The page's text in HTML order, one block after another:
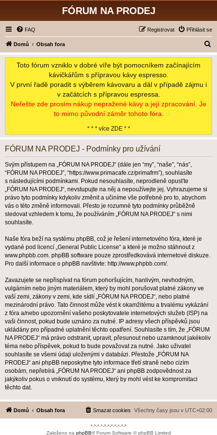
FÓRUM NA PRODEJ
FAQ Přihlásit se
Registrovat
Domů Obsah fora
l
Toto fórum vzniklo v dobré víře být pomocníkem začínajícím
kávičkářům s přípravou kávy espresso.
V první řadě poradit s výběrem kávovaru a dál v případě zájmu i
v začátcích s přípravou espressa.
Neřešte zde prosím nákup nepražené kávy a její zpracování. Je
to mimo původní záměr tohoto fóra.
* * * více ZDE * *
FÓRUM NA PRODEJ - Podmínky pro užívání
Svým přístupem na „FÓRUM NA PRODEJ“ (dále jen “my”, “naše”, “nás”,
“FÓRUM NA PRODEJ”, “https://www.primacafe.cz/primafrm”), souhlasíte
s následujícími podmínkami. Pokud nesouhlasíte, neprodleně opusťte
„FÓRUM NA PRODEJ“, nevstupujte na něj a nepoužívejte jej. Vyhrazujeme si
právo tyto podmínky kdykoliv změnit a učiníme vše potřebné pro to, abychom
vás o této změně informovali. Přesto je rozumné tyto podmínky průběžně
sledovat vzhledem k tomu, že používáním „FÓRUM NA PRODEJ“ s nimi
souhlasíte.
Naše fóra beží na systému phpBB, což je řešení internetového fóra, které je
vydané pod licencí „General Public License“ a které je možno stáhnout z
www.phpbb.com. phpBB software pouze zprostředkovává internetové diskuze.
Pro další informace o phpBB navštivte: http://www.phpbb.com/.
Zavazujete se nepřispívat na fórum pohoršujícím, hanlivým, nevhodným,
vulgárním nebo jiným materiálem, který by mohl porušovat platné zákony ve
vaší zemi, zákony v zemi, kde sídlí „FÓRUM NA PRODEJ“, nebo platné
mezinárodní právo. Tato činnost může vést k okamžitému a trvalému vykázání
z fóra a/nebo upozornění vašeho poskytovatele internetových služeb (ISP) na
vaši činnost, pokud bude uznáno za nutné. IP adresy všech příspěvků jsou
ukládány pro případné uplatnění těchto opatření. Souhlasíte s tím, že „FÓRUM
NA PRODEJ“ má právo odstranit, upravit, přesunout nebo uzamknout jakékoliv
téma nebo příspěvek, pokud to bude považovat za nutné. Jako uživatel
souhlasíte se všemi údaji uloženými v databázi. Přestože „FÓRUM NA
PRODEJ“ ani phpBB neposkytne tyto informace třetí straně nebo cizím
osobám, nepřebírá „FÓRUM NA PRODEJ“ ani phpBB zodpovědnost za
jakýkoliv pokus o vniknutí do systému, který by mohl vést ke kompromitaci
těchto dat.
Domů Obsah fora Všechny časy jsou v UTC+02:00
Smazat cookies
*-*-*-*-*-*-*-*-*-*-*
Založeno na phpBB® Forum Software © phpBB Limited